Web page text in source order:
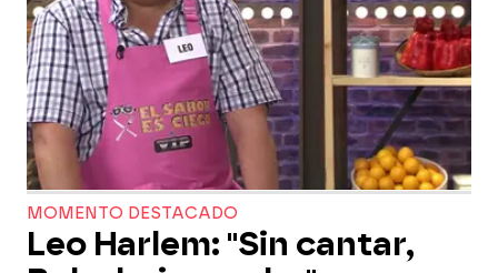
MOMENTO DESTACADO
Leo Harlem: "Sin cantar,